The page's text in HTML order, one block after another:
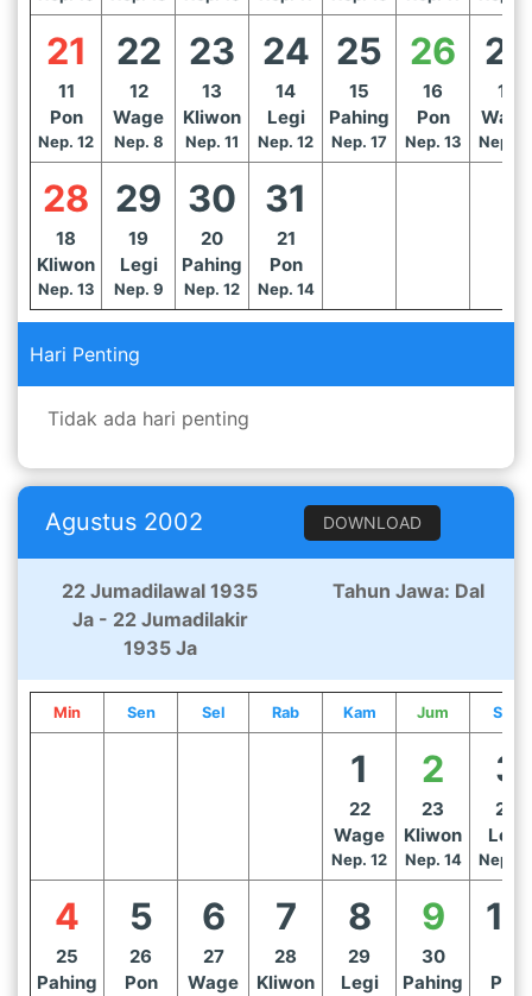
21
11
Pon
Nep. 12
22
12
Wage
Nep. 8
23
13
Kliwon
Nep. 11
24
14
Legi
Nep. 12
25
15
Pahing
Nep. 17
26
16
Pon
Nep. 13
27
17
Wage
Nep.
28
18
Kliwon
Nep. 13
29
19
Legi
Nep. 9
30
20
Pahing
Nep. 12
31
21
Pon
Nep. 14
Hari Penting
Tidak ada hari penting
Agustus 2002 DOWNLOAD
22 Jumadilawal 1935
Ja - 22 Jumadilakir
1935 Ja
Tahun Jawa: Dal
Min Sen Sel Rab Kam Jum Sab
1
22
Wage
Nep. 12
2
23
Kliwon
Nep. 14
3
24
Legi
Nep.
4
25
Pahing
5
26
Pon
6
27
Wage
7
28
Kliwon
8
29
Legi
9
30
Pahing
10
Pon